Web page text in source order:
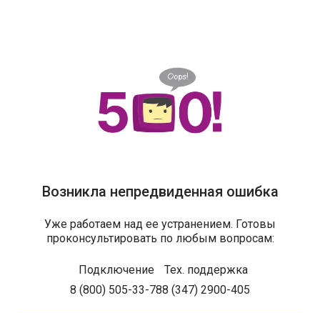
Возникла непредвиденная ошибка
Уже работаем над ее устранением. Готовы
проконсультировать по любым вопросам:
Подключение
8 (800) 505-33-78
Тех. поддержка
8 (347) 2900-405